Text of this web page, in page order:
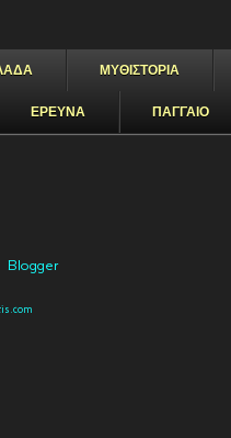
ΜΥΘΙΣΤΟΡΙΑ
ΕΡΕΥΝΑ ΠΑΓΓΑΙΟ